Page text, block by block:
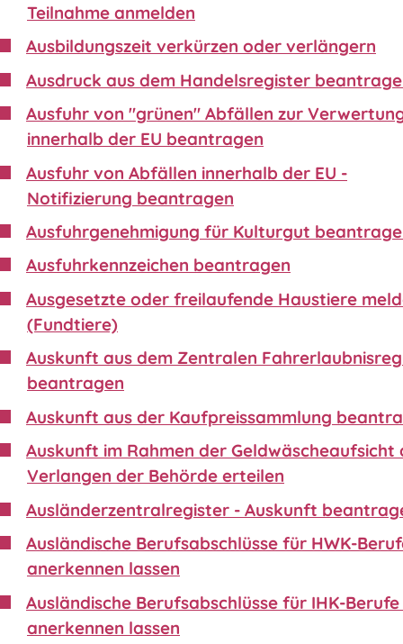
Teilnahme anmelden
Ausbildungszeit verkürzen oder verlängern
Ausdruck aus dem Handelsregister
Ausfuhr von "grünen" Abfällen zur
innerhalb der EU beantragen
Ausfuhr von Abfällen innerhalb der EU -
Notifizierung beantragen
Ausfuhrgenehmigung für Kulturgut
Ausfuhrkennzeichen beantragen
Ausgesetzte oder freilaufende Haustiere
(Fundtiere)
Auskunft aus dem Zentralen
beantragen
Auskunft aus der Kaufpreissammlung
Auskunft im Rahmen der Geldwäscheaufsicht
Verlangen der Behörde erteilen
Ausländerzentralregister - Auskunft
Ausländische Berufsabschlüsse für HWK-
anerkennen lassen
Ausländische Berufsabschlüsse für IHK-Berufe
anerkennen lassen